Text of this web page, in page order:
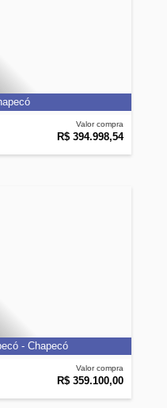
Valor compra
R$ 394.998,54
Valor compra
R$ 359.100,00
- Chapecó